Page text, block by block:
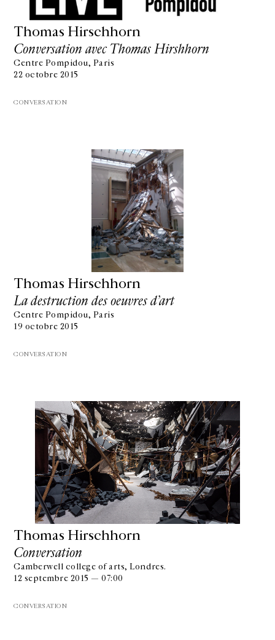
Thomas Hirschhorn
Conversation avec Thomas Hirshhorn
Centre Pompidou, Paris
22 octobre 2015
CONVERSATION
Thomas Hirschhorn
La destruction des oeuvres d’art
Centre Pompidou, Paris
19 octobre 2015
CONVERSATION
Thomas Hirschhorn
Conversation
Camberwell college of arts, Londres.
12 septembre 2015 — 07:00
CONVERSATION
GALERIE CHANTAL CROUSEL
10 RUE CHARLOT, 75003 PARIS
GALERIE@CROUSEL.COM